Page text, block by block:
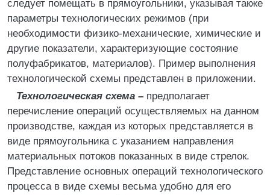
следует помещать в прямоугольники, указывая также
параметры технологических режимов (при
необходимости физико-механические, химические и
другие показатели, характеризующие состояние
полуфабрикатов, материалов). Пример выполнения
технологической схемы представлен в приложении.
Технологическая схема – предполагает
перечисление операций осуществляемых на данном
производстве, каждая из которых представляется в
виде прямоугольника с указанием направления
материальных потоков показанных в виде стрелок.
Представление основных операций технологического
процесса в виде схемы весьма удобно для его